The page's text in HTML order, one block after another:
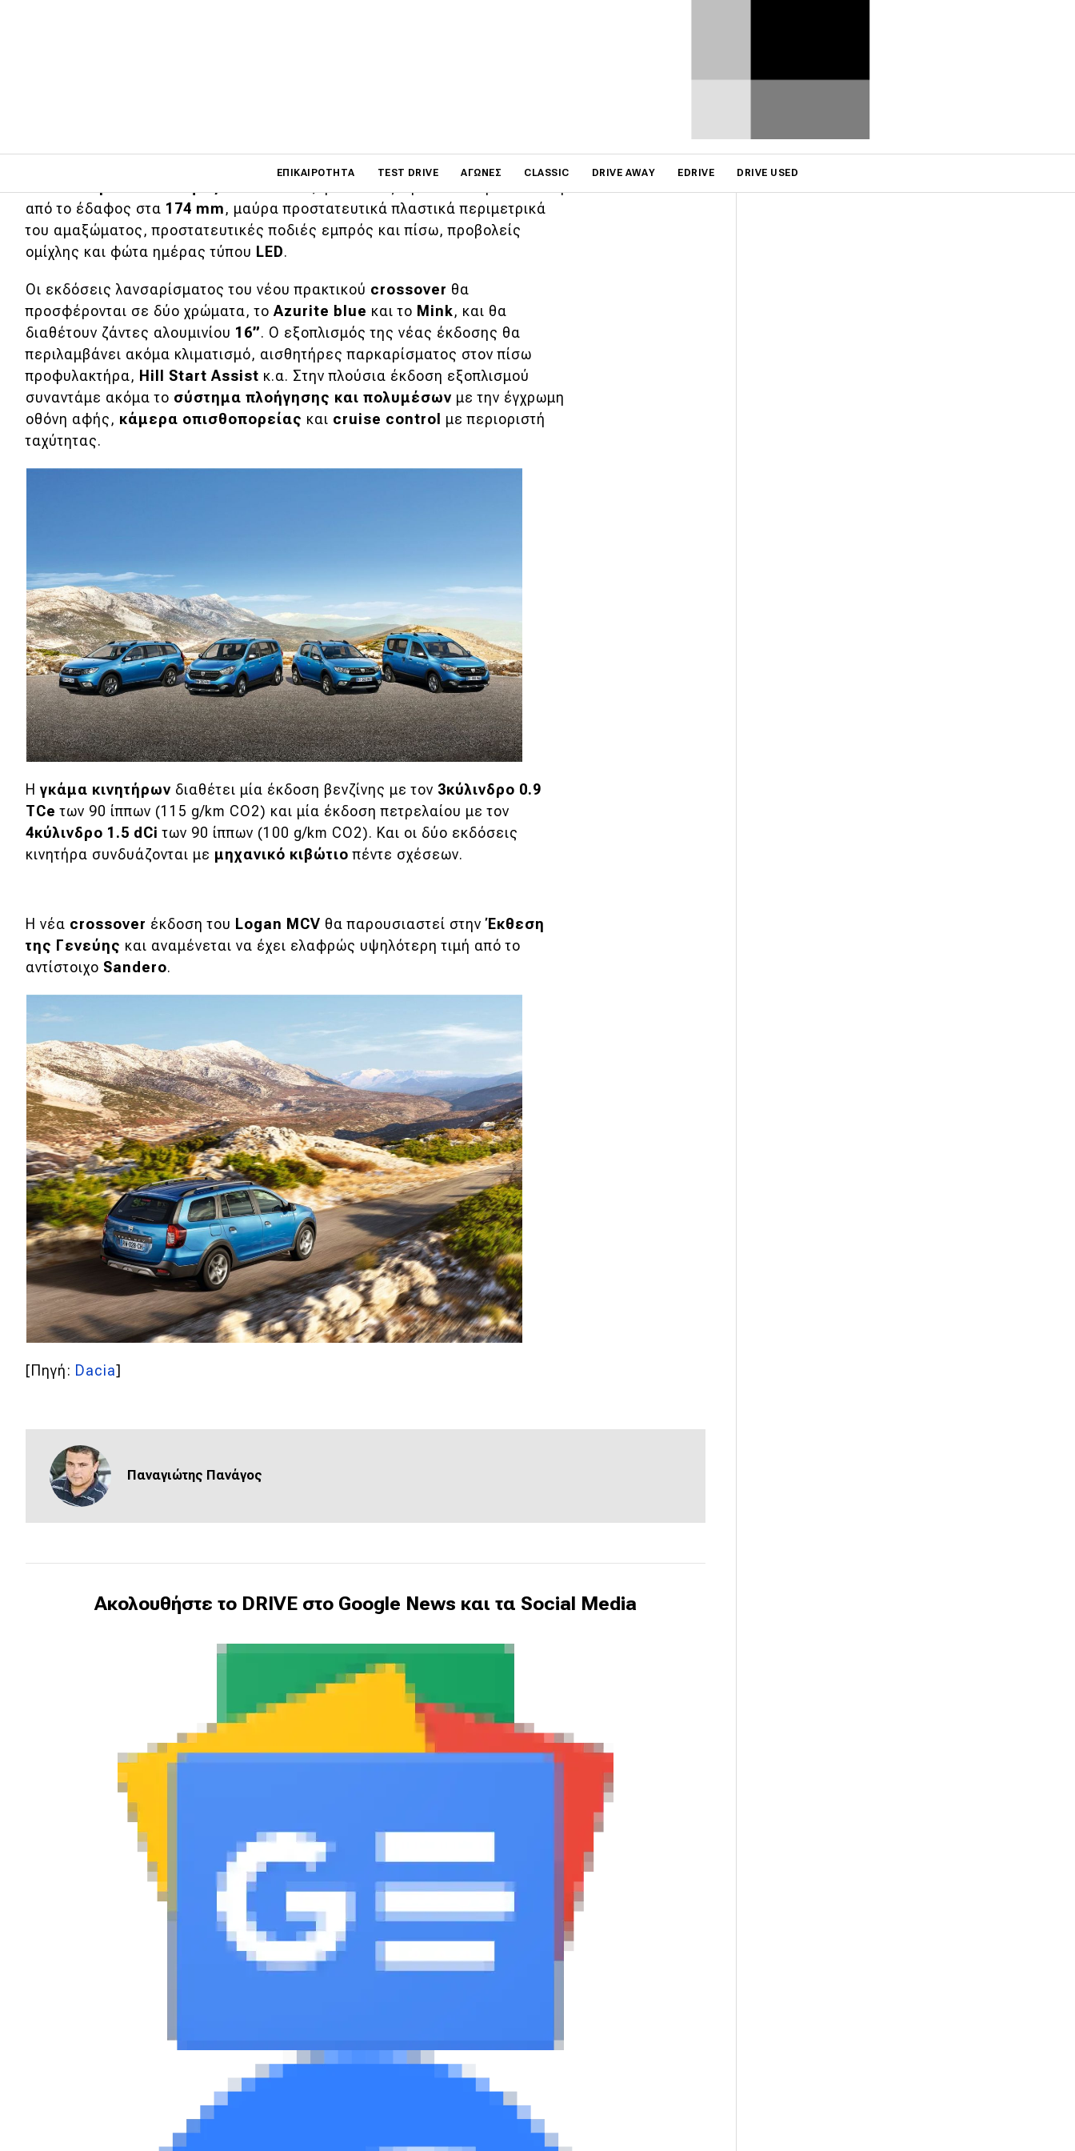
ΕΠΙΚΑΙΡΌΤΗΤΑ TEST DRIVE ΑΓΏΝΕΣ CLASSIC DRIVE AWAY EDRIVE DRIVE USED
Main navigation
Επικαιρότητα
Νέα μοντέλα
Πρωτότυπα
Ελλάδα
Κόσμος
Τεχνολογία
Ασφάλεια
Αγορά
Δοκιμή
Αποστολή
Συγκρίνουμε
Αγώνες
Formula 1
WRC
Motorsport
Νέα
Τεχνολογία
Mobility
Σταθμοί φόρτισης
Classic
Νέα
Παρουσιάσεις
DRIVE Away
MOTO
Μεταχειρισμένο
Οδηγός αγοράς
Συμβουλές
Συμβουλές
ΚΤΕΟ
Οδική βοήθεια
DRIVE USED
διαθέτει νέα ανάρτηση που του αυξάνειτην
από το έδαφος στα 174 mm, μαύρα προστατευτικά πλαστικά περιμετρικά
του αμαξώματος, προστατευτικές ποδιές εμπρός και πίσω, προβολείς
ομίχλης και φώτα ημέρας τύπου LED.
Οι εκδόσεις λανσαρίσματος του νέου πρακτικού crossover θα
προσφέρονται σε δύο χρώματα, το Azurite blue και το Mink, και θα
διαθέτουν ζάντες αλουμινίου 16”. Ο εξοπλισμός της νέας έκδοσης θα
περιλαμβάνει ακόμα κλιματισμό, αισθητήρες παρκαρίσματος στον πίσω
προφυλακτήρα, Hill Start Assist κ.α. Στην πλούσια έκδοση εξοπλισμού
συναντάμε ακόμα το σύστημα πλοήγησης και πολυμέσων με την έγχρωμη
οθόνη αφής, κάμερα οπισθοπορείας και cruise control με περιοριστή
ταχύτητας.
Η γκάμα κινητήρων διαθέτει μία έκδοση βενζίνης με τον 3κύλινδρο 0.9
TCe των 90 ίππων (115 g/km CO2) και μία έκδοση πετρελαίου με τον
4κύλινδρο 1.5 dCi των 90 ίππων (100 g/km CO2). Και οι δύο εκδόσεις
κινητήρα συνδυάζονται με μηχανικό κιβώτιο πέντε σχέσεων.
Η νέα crossover έκδοση του Logan MCV θα παρουσιαστεί στηνΈκθεση
της Γενεύης και αναμένεται να έχει ελαφρώς υψηλότερη τιμή από το
αντίστοιχο Sandero.
[Πηγή: Dacia]
Παναγιώτης Πανάγος
Ακολουθήστε το DRIVE στο Google News και τα Social Media